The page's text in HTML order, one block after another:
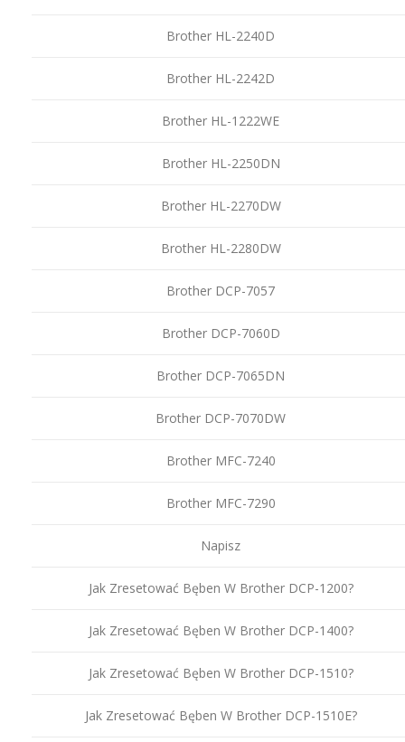
Brother HL-2240D
Brother HL-2242D
Brother HL-1222WE
Brother HL-2250DN
Brother HL-2270DW
Brother HL-2280DW
Brother DCP-7057
Brother DCP-7060D
Brother DCP-7065DN
Brother DCP-7070DW
Brother MFC-7240
Brother MFC-7290
Napisz
Jak Zresetować Bęben W Brother DCP-1200?
Jak Zresetować Bęben W Brother DCP-1400?
Jak Zresetować Bęben W Brother DCP-1510?
Jak Zresetować Bęben W Brother DCP-1510E?